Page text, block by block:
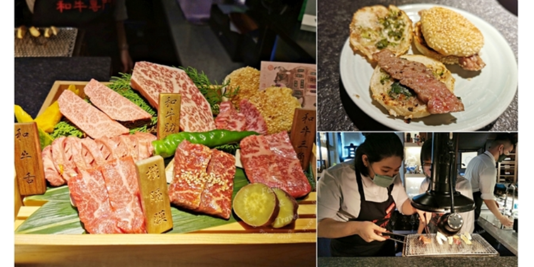
亭
燒
肉
和
牛
極
料
理，
級
和
牛
料
理
還
有
專
人
服
務
不
用
自
己
動